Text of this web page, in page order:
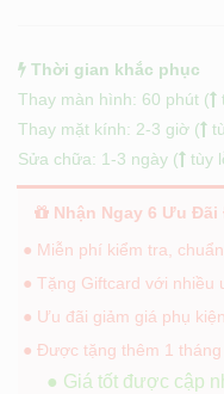
Thời gian khắc phục
Thay màn hình: 60 phút (
Thay mặt kính: 2-3 giờ (
Sửa chữa: 1-3 ngày (
tùy
Nhận Ngay 6 Ưu Đãi
● Miễn phí kiểm tra, chuẩn
● Tặng Giftcard với nhiều
● Ưu đãi giảm giá phụ
● Được tặng thêm 1
● Giá tốt được cập